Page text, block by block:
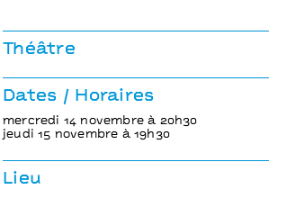
Théâtre
Dates / Horaires
mercredi 14 novembre à 20h30
jeudi 15 novembre à 19h30
Lieu